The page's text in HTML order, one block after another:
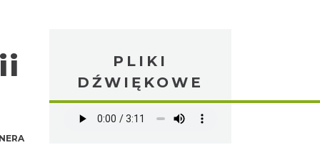
PLIKI
DŹWIĘKOWE